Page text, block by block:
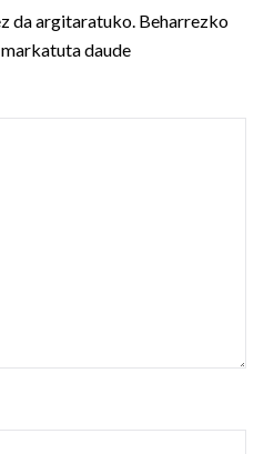
da argitaratuko. Beharrezko
markatuta daude